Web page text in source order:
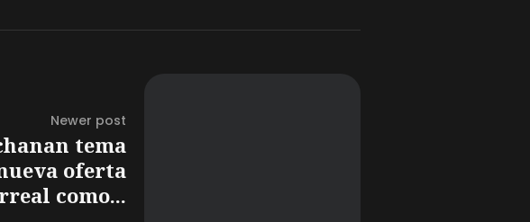
Newer post
tema
oferta
como...